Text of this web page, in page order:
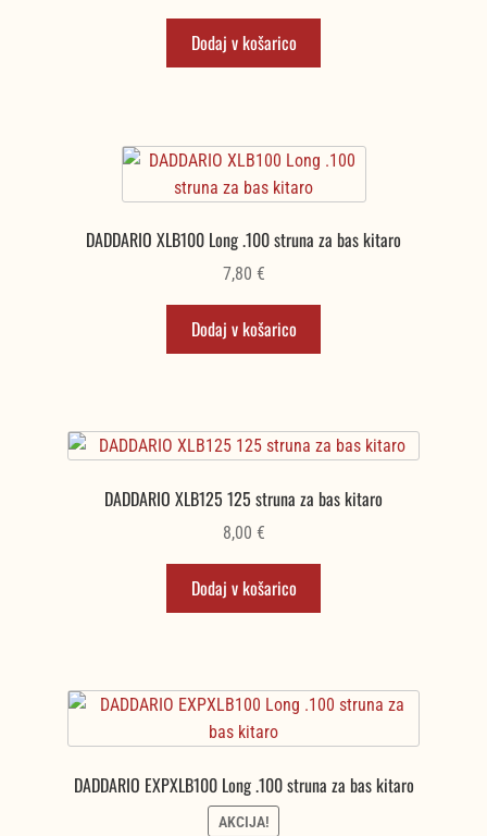
Dodaj v košarico
DADDARIO XLB100 Long .100 struna za bas kitaro
7,80 €
Dodaj v košarico
DADDARIO XLB125 125 struna za bas kitaro
8,00 €
Dodaj v košarico
DADDARIO EXPXLB100 Long .100 struna za bas kitaro
AKCIJA!